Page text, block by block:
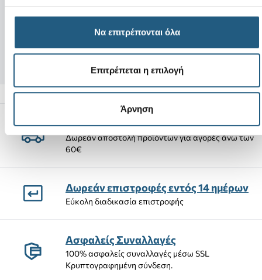
Να επιτρέπονται όλα
Επιτρέπεται η επιλογή
Άρνηση
Αποστολές Προϊόντων
Δωρεάν αποστολή προϊόντων για αγορές άνω των
60€
Δωρεάν επιστροφές εντός 14 ημέρων
Εύκολη διαδικασία επιστροφής
Ασφαλείς Συναλλαγές
100% ασφαλείς συναλλαγές μέσω SSL
Κρυπτογραφημένη σύνδεση.